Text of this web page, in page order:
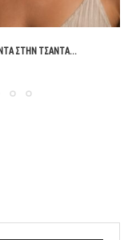
ΣΤΗΝ ΤΣΆΝΤΑ...